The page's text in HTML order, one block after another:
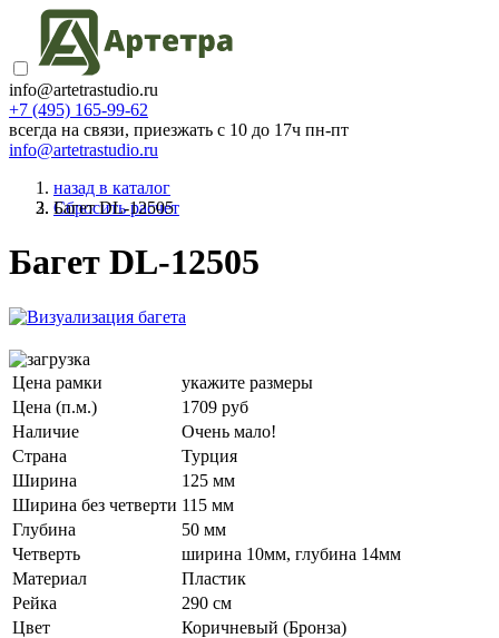
info@artetrastudio.ru
+7 (495) 165-99-62
всегда на связи, приезжать c 10 до 17ч пн-пт
info@artetrastudio.ru
назад в каталог
Багет DL-12505
Сбросить расчет
Багет DL-12505
Цена рамки
укажите размеры
Цена (п.м.)
1709 руб
Наличие
Очень мало!
Страна
Турция
Ширина
125 мм
Ширина без четверти 115 мм
Глубина
50 мм
Четверть
ширина 10мм, глубина 14мм
Материал
Пластик
Рейка
290 см
Цвет
Коричневый (Бронза)